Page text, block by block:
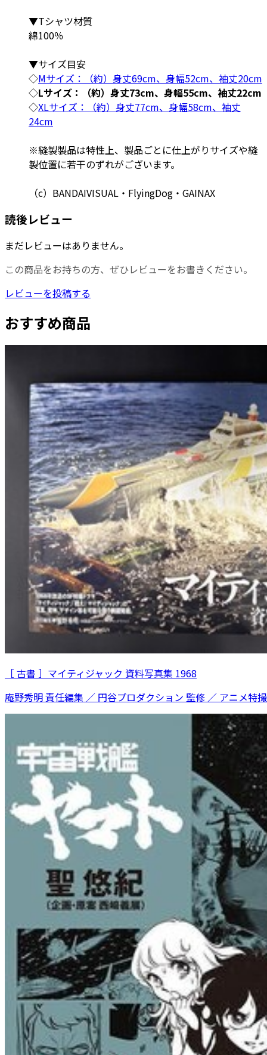
▼Tシャツ材質
綿100％
▼サイズ目安
◇Mサイズ：（約）身丈69cm、身幅52cm、袖丈20cm
◇Lサイズ：（約）身丈73cm、身幅55cm、袖丈22cm
◇XLサイズ：（約）身丈77cm、身幅58cm、袖丈
24cm
※縫製製品は特性上、製品ごとに仕上がりサイズや縫
製位置に若干のずれがございます。
（c）BANDAIVISUAL・FlyingDog・GAINAX
読後レビュー
まだレビューはありません。
この商品をお持ちの方、ぜひレビューをお書きください。
レビューを投稿する
おすすめ商品
［ 古書 ］マイティジャック 資料写真集 1968
庵野秀明 責任編集 ／ 円谷プロダクション 監修 ／ アニメ特